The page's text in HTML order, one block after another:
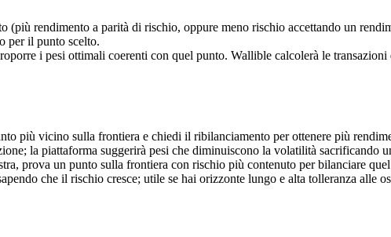
(più rendimento a parità di rischio, oppure meno rischio accettando un
per il punto scelto.
i pesi ottimali coerenti con quel punto. Wallible calcolerà le
più vicino sulla frontiera e chiedi il ribilanciamento per ottenere più
la piattaforma suggerirà pesi che diminuiscono la volatilità sacrificando
prova un punto sulla frontiera con rischio più contenuto per bilanciare
che il rischio cresce; utile se hai orizzonte lungo e alta tolleranza alle